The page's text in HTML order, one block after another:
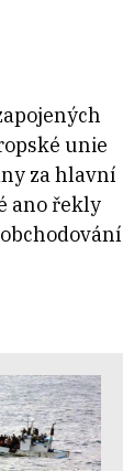
unie
za hlavní
ano řekly